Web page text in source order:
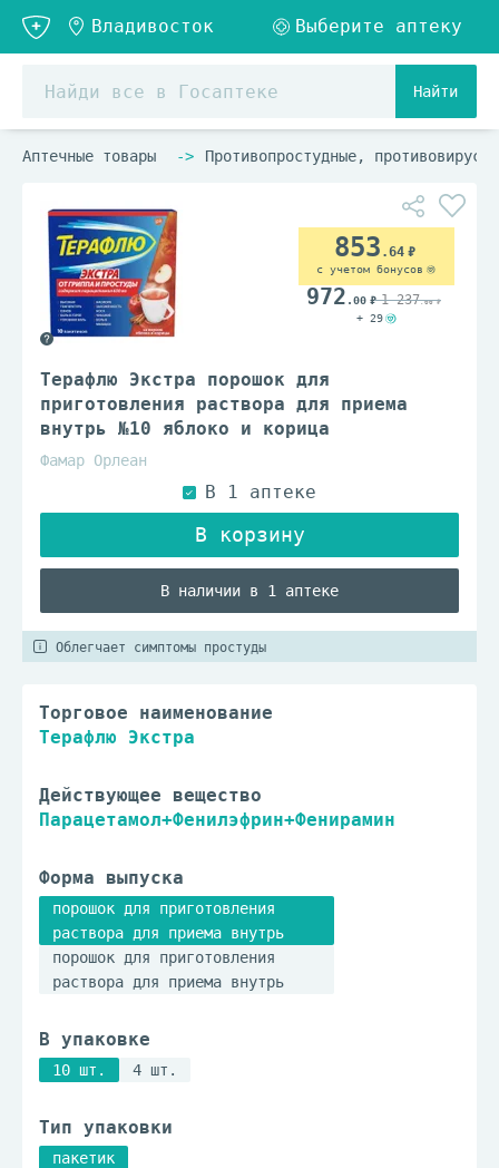
Найти
Аптечные товары Противопростудные,
Терафлю Экстра порошок для
приготовления раствора для приема
внутрь №10 яблоко и корица
Фамар Орлеан
В наличии в 1 аптеке
853 .64
с учетом бонусов
972 .00 1 237.00
+ 29
Облегчает симптомы простуды
Торговое наименование
Терафлю Экстра
Действующее вещество
Парацетамол+Фенилэфрин+Фенирамин
Форма выпуска
порошок для приготовления
раствора для приема внутрь
порошок для приготовления
раствора для приема внутрь
В упаковке
10 шт. 4 шт.
Тип упаковки
пакетик